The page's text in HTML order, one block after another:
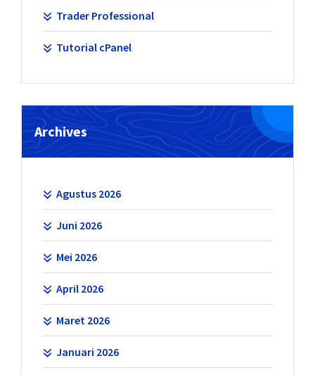
Trader Professional
Tutorial cPanel
Archives
Agustus 2026
Juni 2026
Mei 2026
April 2026
Maret 2026
Januari 2026